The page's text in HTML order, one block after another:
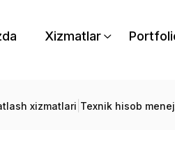
Xizmatlar
xizmatlari Texnik hisob